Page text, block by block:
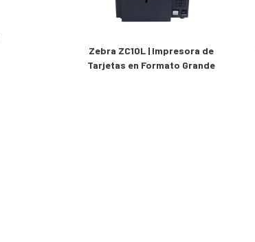
Zebra ZC10L | Impresora de
Tarjetas en Formato Grande